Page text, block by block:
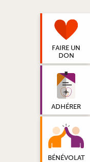
FAIRE UN
DON
ADHÉRER
BÉNÉVOLAT